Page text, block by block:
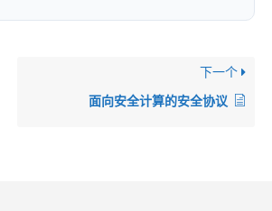
下一个
面向安全计算的安全协议